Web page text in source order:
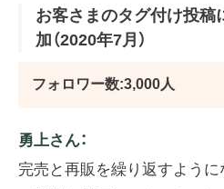
お客さまのタグ付け投稿
加（2020年7月）
フォロワー数:3,000人
勇上さん：
完売と再販を繰り返すように